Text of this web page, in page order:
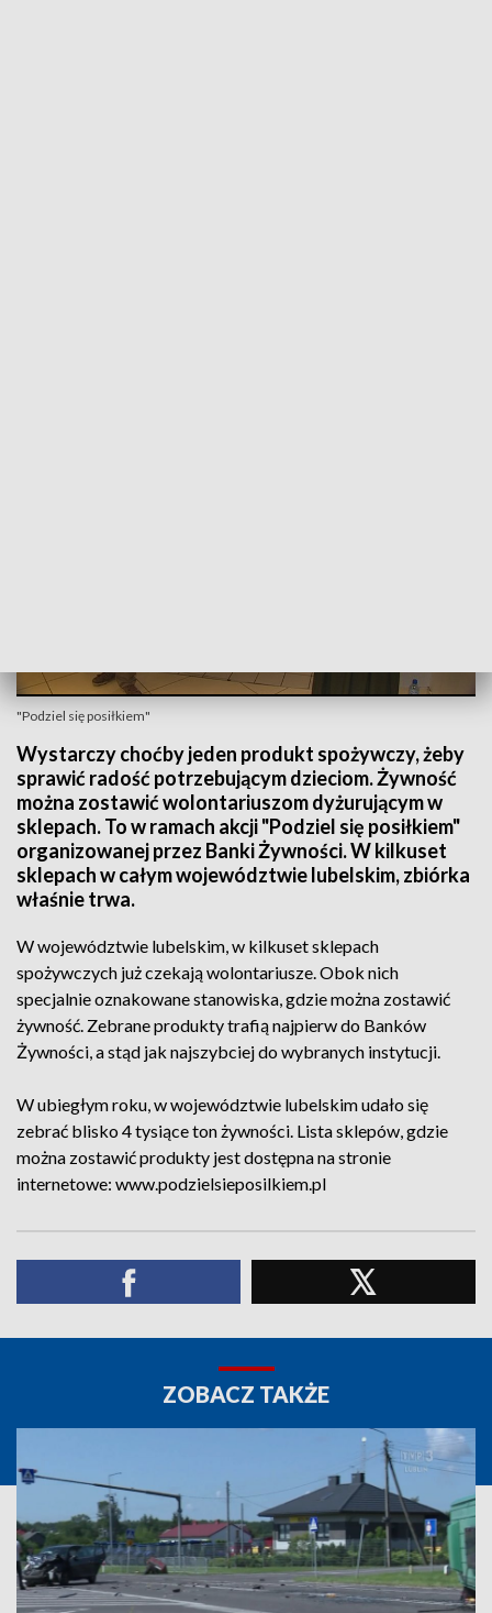
"Podziel się posiłkiem"
Wystarczy choćby jeden produkt spożywczy, żeby
sprawić radość potrzebującym dzieciom. Żywność
można zostawić wolontariuszom dyżurującym w
sklepach. To w ramach akcji "Podziel się posiłkiem"
organizowanej przez Banki Żywności. W kilkuset
sklepach w całym województwie lubelskim, zbiórka
właśnie trwa.
W województwie lubelskim, w kilkuset sklepach
spożywczych już czekają wolontariusze. Obok nich
specjalnie oznakowane stanowiska, gdzie można zostawić
żywność. Zebrane produkty trafią najpierw do Banków
Żywności, a stąd jak najszybciej do wybranych instytucji.
W ubiegłym roku, w województwie lubelskim udało się
zebrać blisko 4 tysiące ton żywności. Lista sklepów, gdzie
można zostawić produkty jest dostępna na stronie
internetowe: www.podzielsieposilkiem.pl
ZOBACZ TAKŻE